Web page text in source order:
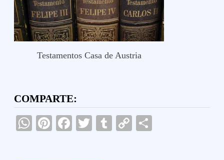
Testamentos Casa de Austria
COMPARTE:
WhatsApp
Pinterest
Facebook
TwitterTumblr
Copy